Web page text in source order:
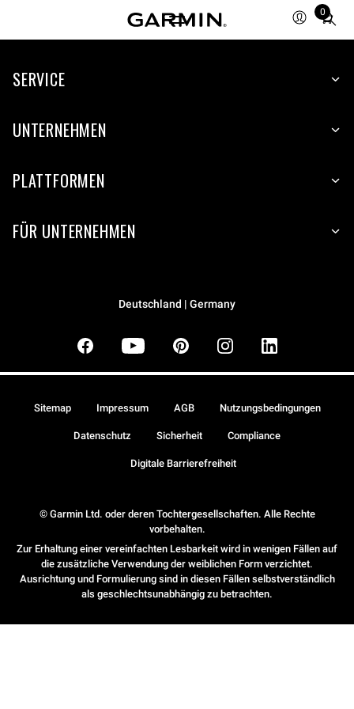
0
Total
items
cart:
SERVICE
UNTERNEHMEN
PLATTFORMEN
FÜR UNTERNEHMEN
Deutschland | Germany
© Garmin Ltd. oder deren Tochtergesellschaften. Alle Rechte
vorbehalten.
Zur Erhaltung einer vereinfachten Lesbarkeit wird in wenigen Fällen auf
die zusätzliche Verwendung der weiblichen Form verzichtet.
Ausrichtung und Formulierung sind in diesen Fällen selbstverständlich
als geschlechtsunabhängig zu betrachten.
Sitemap Impressum AGB Nutzungsbedingungen
Datenschutz Sicherheit Compliance
Digitale Barrierefreiheit